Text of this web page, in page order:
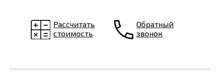
Рассчитать
стоимость
Обратный
звонок